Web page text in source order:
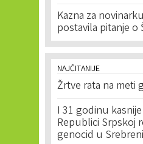
Kazna za
postavila pitanje o
NAJČITANIJE
Žrtve rata na meti
I 31 godinu
Republici Srpskoj
genocid u